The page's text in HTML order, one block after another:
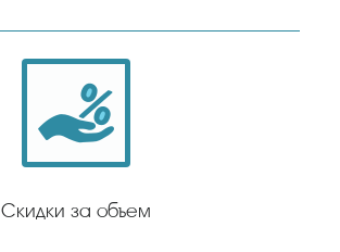
Скидки за объем